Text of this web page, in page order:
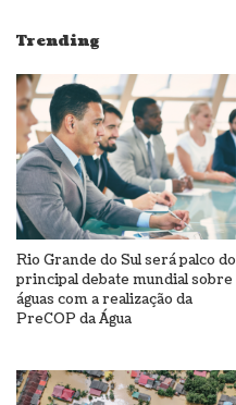
Trending
Rio Grande do Sul será palco do
principal debate mundial sobre
águas com a realização da
PreCOP da Água